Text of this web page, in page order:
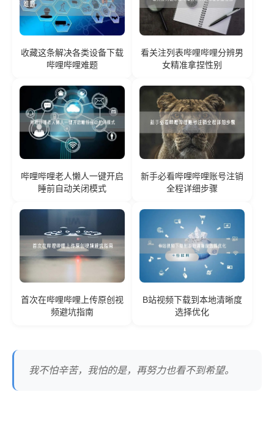
收藏这条解决各类设备下载
哔哩哔哩难题
看关注列表哔哩哔哩分辨男
女精准拿捏性别
哔哩哔哩老人懒人一键开启
睡前自动关闭模式
新手必看哔哩哔哩账号注销
全程详细步骤
首次在哔哩哔哩上传原创视
频避坑指南
B站视频下载到本地清晰度
选择优化
我不怕辛苦，我怕的是，再努力也看不到希望。